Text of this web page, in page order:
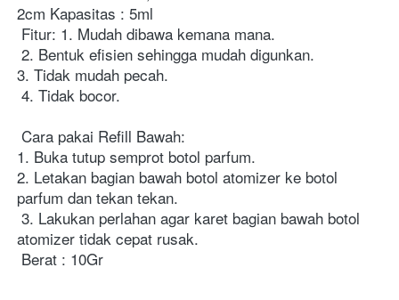
2cm Kapasitas : 5ml
Fitur: 1. Mudah dibawa kemana mana.
2. Bentuk efisien sehingga mudah digunkan.
3. Tidak mudah pecah.
4. Tidak bocor.
Cara pakai Refill Bawah:
1. Buka tutup semprot botol parfum.
2. Letakan bagian bawah botol atomizer ke botol
parfum dan tekan tekan.
atomizer tidak cepat rusak.
Berat : 10Gr